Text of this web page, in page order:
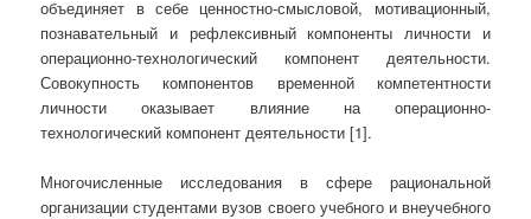
объединяет в себе ценностно-смысловой, мотивационный,
познавательный и рефлексивный компоненты личности и
операционно-технологический компонент деятельности.
Совокупность компонентов временной компетентности
личности оказывает влияние на операционно-
технологический компонент деятельности [1].
Многочисленные исследования в сфере рациональной
организации студентами вузов своего учебного и внеучебного